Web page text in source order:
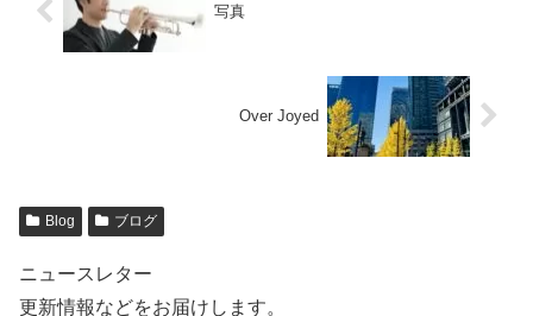
写真
Over Joyed
Blog ブログ
ニュースレター
更新情報などをお届けします。